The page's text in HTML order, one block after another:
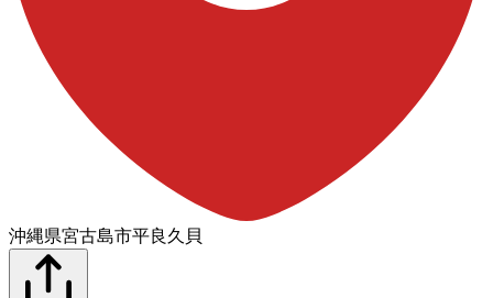
沖縄県宮古島市平良久貝